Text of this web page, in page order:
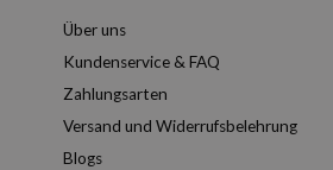
Über uns
Kundenservice & FAQ
Zahlungsarten
Versand und Widerrufsbelehrung
Blogs